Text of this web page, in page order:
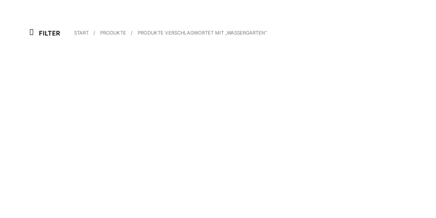
FILTER START / PRODUKTE / PRODUKTE VERSCHLAGWORTET MIT „WASSERGARTEN“